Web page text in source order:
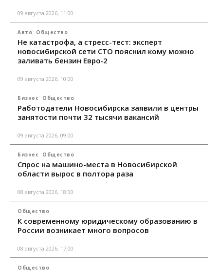
09 августа 2026, 11:00
Авто Общество
Не катастрофа, а стресс-тест: эксперт
новосибирской сети СТО пояснил кому можно
заливать бензин Евро‑2
09 августа 2026, 10:00
Бизнес Общество
Работодатели Новосибирска заявили в центры
занятости почти 32 тысячи вакансий
09 августа 2026, 09:00
Бизнес Общество
Спрос на машино-места в Новосибирской
области вырос в полтора раза
08 августа 2026, 18:00
Общество
К современному юридическому образованию в
России возникает много вопросов
08 августа 2026, 17:00
Общество